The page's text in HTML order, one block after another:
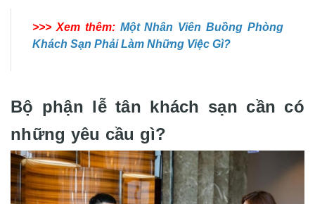
>>> Xem thêm: Một Nhân Viên Buồng Phòng
Khách Sạn Phải Làm Những Việc Gì?
Bộ phận lễ tân khách sạn cần có
những yêu cầu gì?